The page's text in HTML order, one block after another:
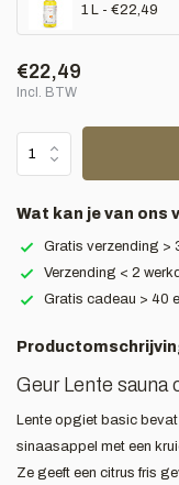
1 L - €22,49
€22,49
Incl. BTW
Wat kan je van ons
Gratis verzending >
Verzending < 2
Gratis cadeau > 40
Geur Lente sauna
Lente opgiet basic
sinaasappel met een
Ze geeft een citrus fris